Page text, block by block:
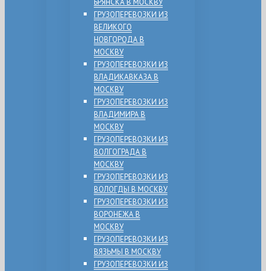
БРЯНСКА В МОСКВУ
ГРУЗОПЕРЕВОЗКИ ИЗ
ВЕЛИКОГО
НОВГОРОДА В
МОСКВУ
ГРУЗОПЕРЕВОЗКИ ИЗ
ВЛАДИКАВКАЗА В
МОСКВУ
ГРУЗОПЕРЕВОЗКИ ИЗ
ВЛАДИМИРА В
МОСКВУ
ГРУЗОПЕРЕВОЗКИ ИЗ
ВОЛГОГРАДА В
МОСКВУ
ГРУЗОПЕРЕВОЗКИ ИЗ
ВОЛОГДЫ В МОСКВУ
ГРУЗОПЕРЕВОЗКИ ИЗ
ВОРОНЕЖА В
МОСКВУ
ГРУЗОПЕРЕВОЗКИ ИЗ
ВЯЗЬМЫ В МОСКВУ
ГРУЗОПЕРЕВОЗКИ ИЗ